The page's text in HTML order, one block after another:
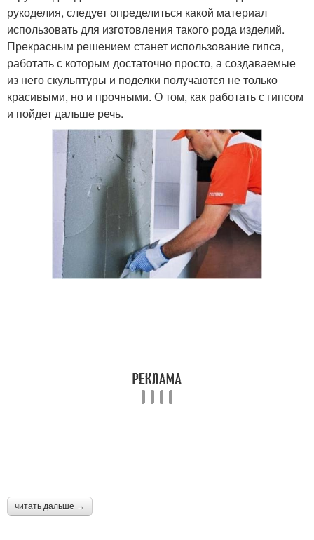
рукоделия, следует определиться какой материал
использовать для изготовления такого рода изделий.
Прекрасным решением станет использование гипса,
работать с которым достаточно просто, а создаваемые
из него скульптуры и поделки получаются не только
красивыми, но и прочными. О том, как работать с гипсом
и пойдет дальше речь.
читать дальше →